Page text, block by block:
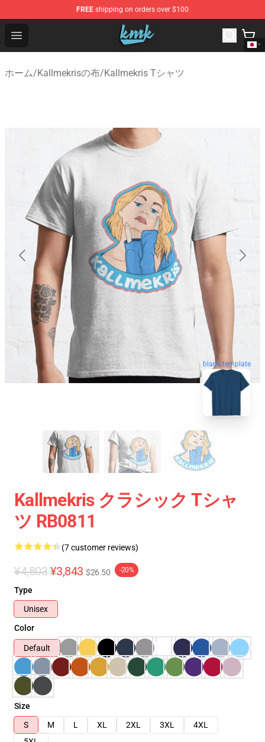
FREE shipping on orders over $100
Open menu
KallMeKris Store - Official KallMeKris Merchandise Shop
ホーム/Kallmekrisの布/Kallmekris Tシャツ
blank template
Kallmekris クラシック Tシャ
ツ RB0811
(7 customer reviews)
¥4,803 ¥3,843 $26.50 -20%
Type
Unisex
Color
Default
Size
S
M L XL 2XL 3XL
4XL